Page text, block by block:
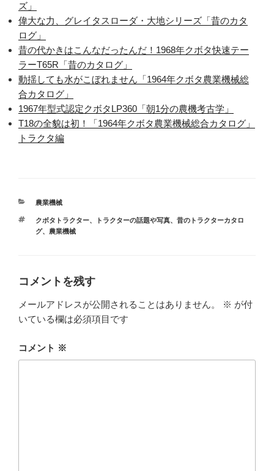
ズ」
偉大な力、グレイタスローダ・大地シリーズ「昔のカタ
ログ」
昔の代かきはこんなだったんだ！1968年クボタ快速テー
ラーT65R「昔のカタログ」
動揺しても水がこぼれません「1964年クボタ農業機械総
合カタログ」
1967年型式認定クボタLP360「朝1分の農機考古学」
T18の全貌は初！「1964年クボタ農業機械総合カタログ」
トラクタ編
カ
ゴ
リ
農業機械
タ
グ
クボタトラクター、 トラクターの話題や写真、 昔のトラクターカタロ
グ、 農業機械
コメントを残す
メールアドレスが公開されることはありません。 ※ が付
いている欄は必須項目です
コメント ※